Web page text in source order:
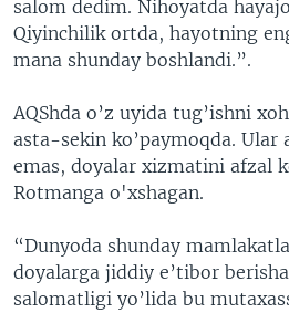
salom dedim. Nihoyatda
Qiyinchilik ortda, hayotning
mana shunday boshlandi.”.
AQShda o’z uyida tug’ishni
asta-sekin ko’paymoqda.
emas, doyalar xizmatini afzal
Rotmanga o'xshagan.
“Dunyoda shunday
doyalarga jiddiy e’tibor
salomatligi yo’lida bu